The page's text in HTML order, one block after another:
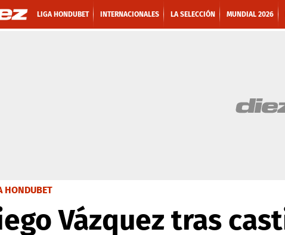
LIGA HONDUBET INTERNACIONALES LA SELECCIÓN MUNDIAL 2026
HONDUBET
Vázquez tras